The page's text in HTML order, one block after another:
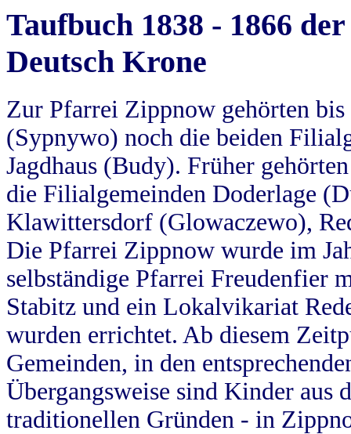
Taufbuch 1838 - 1866
Deutsch Krone
Zur Pfarrei Zippnow gehörten
(Sypnywo) noch die beiden
Jagdhaus (Budy). Früher
die Filialgemeinden Doderlage
Klawittersdorf (Glowaczewo),
Die Pfarrei Zippnow wurde im
selbständige Pfarrei Freudenfier
Stabitz und ein Lokalvikariat
wurden errichtet. Ab diesem
Gemeinden, in den
Übergangsweise sind Kinder aus
traditionellen Gründen - in